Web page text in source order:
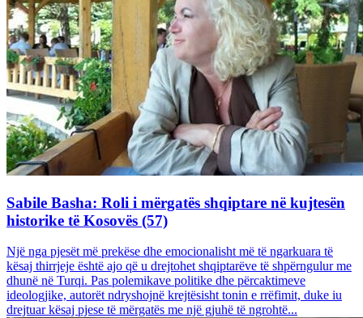
Sabile Basha: Roli i mërgatës shqiptare në kujtesën
historike të Kosovës (57)
Një nga pjesët më prekëse dhe emocionalisht më të ngarkuara të
kësaj thirrjeje është ajo që u drejtohet shqiptarëve të shpërngulur me
dhunë në Turqi. Pas polemikave politike dhe përcaktimeve
ideologjike, autorët ndryshojnë krejtësisht tonin e rrëfimit, duke iu
drejtuar kësaj pjese të mërgatës me një gjuhë të ngrohtë...